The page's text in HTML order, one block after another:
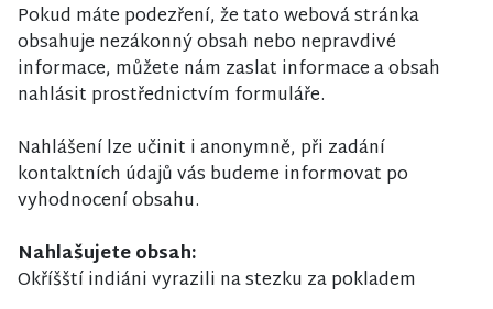
Pokud máte podezření, že tato webová stránka
obsahuje nezákonný obsah nebo nepravdivé
informace, můžete nám zaslat informace a obsah
nahlásit prostřednictvím formuláře.
Nahlášení lze učinit i anonymně, při zadání
kontaktních údajů vás budeme informovat po
vyhodnocení obsahu.
Nahlašujete obsah:
Okříšští indiáni vyrazili na stezku za pokladem